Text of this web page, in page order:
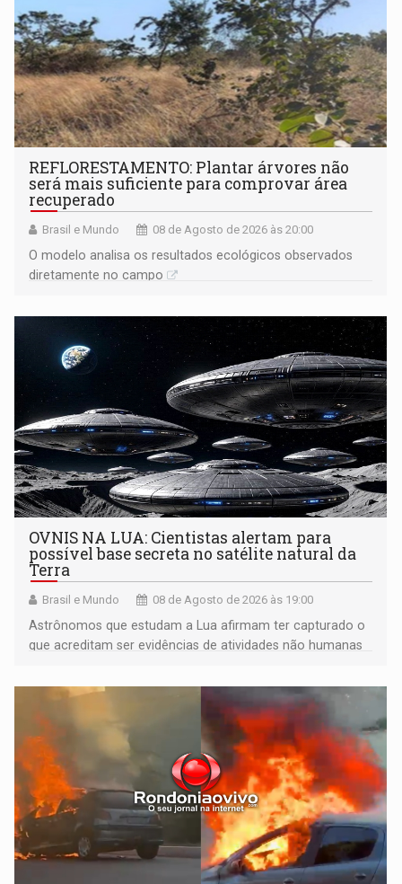
REFLORESTAMENTO: Plantar árvores não
será mais suficiente para comprovar área
recuperado
Brasil e Mundo 08 de Agosto de 2026 às 20:00
O modelo analisa os resultados ecológicos observados
diretamente no campo
OVNIS NA LUA: Cientistas alertam para
possível base secreta no satélite natural da
Terra
Brasil e Mundo 08 de Agosto de 2026 às 19:00
Astrônomos que estudam a Lua afirmam ter capturado o
que acreditam ser evidências de atividades não humanas
órbita